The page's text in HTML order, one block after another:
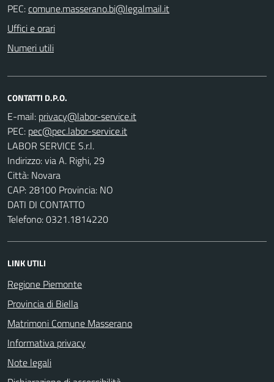
PEC:
Uffici e orari
Numeri utili
CONTATTI D.P.O.
E-mail:
PEC:
LABOR SERVICE S.r.l.
Indirizzo: via A. Righi, 29
Città: Novara
CAP: 28100 Provincia: NO
DATI DI CONTATTO
Telefono: 0321.1814220
LINK UTILI
Regione Piemonte
Provincia di Biella
Matrimoni Comune Masserano
Informativa privacy
Note legali